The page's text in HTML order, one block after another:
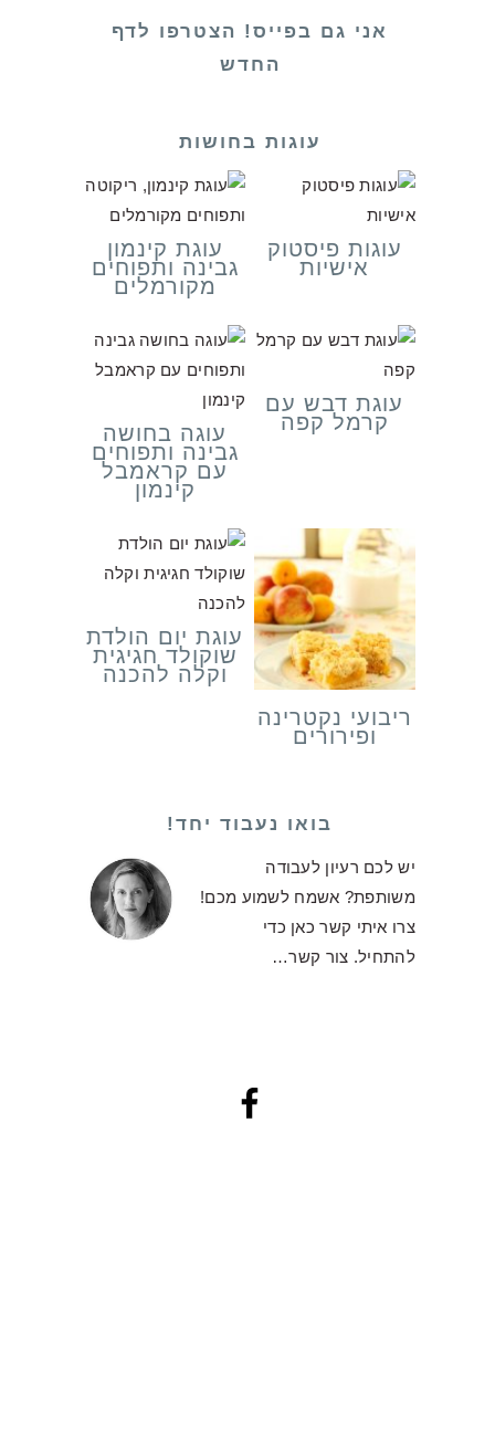
אני גם בפייס! הצטרפו לדף
החדש
עוגות בחושות
עוגת קינמון
גבינה ותפוחים
מקורמלים
עוגות פיסטוק
אישיות
עוגה בחושה
גבינה ותפוחים
עם קראמבל
קינמון
עוגת דבש עם
קרמל קפה
עוגת יום הולדת
שוקולד חגיגית
וקלה להכנה
ריבועי נקטרינה
ופירורים
בואו נעבוד יחד!
יש לכם רעיון לעבודה
משותפת? אשמח לשמוע מכם!
צרו איתי קשר כאן כדי
להתחיל. צור קשר…